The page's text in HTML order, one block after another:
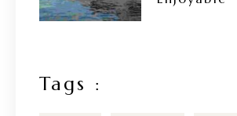
Tags :